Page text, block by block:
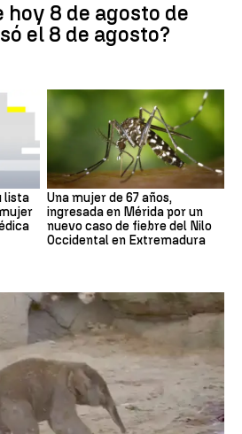
8 de agosto de
el 8 de agosto?
lista
Una mujer de 67 años,
ingresada en Mérida por un
nuevo caso de fiebre del Nilo
Occidental en Extremadura